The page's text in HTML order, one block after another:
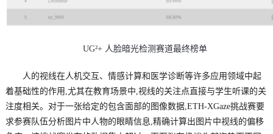
UG²+ 人脸暗光检测赛道最终榜单
人的视线在人机交互、情感计算和医学诊断等许多应用领域中起
着基础性的作用,尤其在教育场景中,视线的关注点直接与学生听课的关
注度相关。对于一张给定的包含面部的图像数据,ETH-XGaze挑战赛要
求参赛队伍分析图片中人物的眼睛信息,精确计算出图片中视线的偏移